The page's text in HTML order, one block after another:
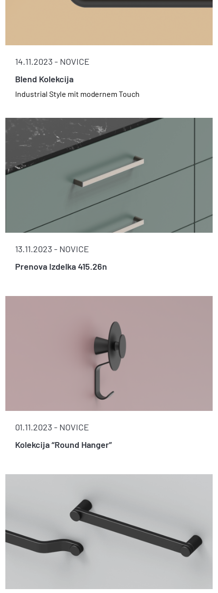
14.11.2023 - NOVICE
Blend Kolekcija
Industrial Style mit modernem Touch
13.11.2023 - NOVICE
Prenova Izdelka 415.26n
01.11.2023 - NOVICE
Kolekcija “Round Hanger”